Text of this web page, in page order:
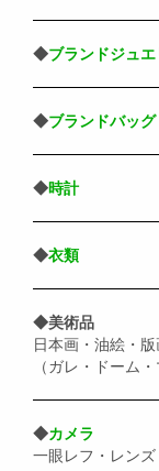
◆ブランドジュ
◆ブランドバッグ
◆時計
◆衣類
◆美術品
日本画・油絵・
（ガレ・ドーム
◆カメラ
一眼レフ・レンズ